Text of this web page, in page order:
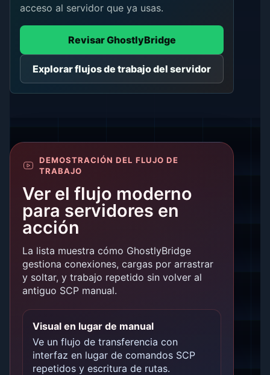
acceso al servidor que ya usas.
Revisar GhostlyBridge
Explorar flujos de trabajo del servidor
DEMOSTRACIÓN DEL FLUJO DE
TRABAJO
Ver el flujo moderno
para servidores en
acción
La lista muestra cómo GhostlyBridge
gestiona conexiones, cargas por arrastrar
y soltar, y trabajo repetido sin volver al
antiguo SCP manual.
Visual en lugar de manual
Ve un flujo de transferencia con
interfaz en lugar de comandos SCP
repetidos y escritura de rutas.